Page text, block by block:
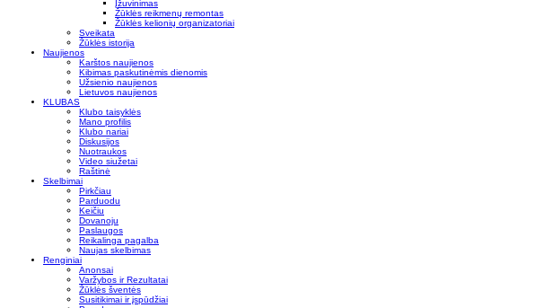
Įžuvinimas
Žūklės reikmenų remontas
Žūklės kelionių organizatoriai
Sveikata
Žūklės istorija
Naujienos
Karštos naujienos
Kibimas paskutinėmis dienomis
Užsienio naujienos
Lietuvos naujienos
KLUBAS
Klubo taisyklės
Mano profilis
Klubo nariai
Diskusijos
Nuotraukos
Video siužetai
Raštinė
Skelbimai
Pirkčiau
Parduodu
Keičiu
Dovanoju
Paslaugos
Reikalinga pagalba
Naujas skelbimas
Renginiai
Anonsai
Varžybos ir Rezultatai
Žūklės šventės
Susitikimai ir įspūdžiai